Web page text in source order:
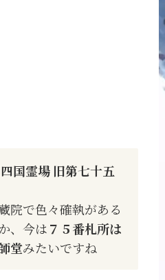
国霊場 旧第七十五
院で色々確執がある
、今は７５番札所は
堂みたいですね